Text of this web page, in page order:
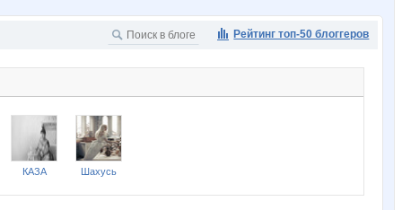
Рейтинг топ-50 блоггеров
КАЗА Шахусь